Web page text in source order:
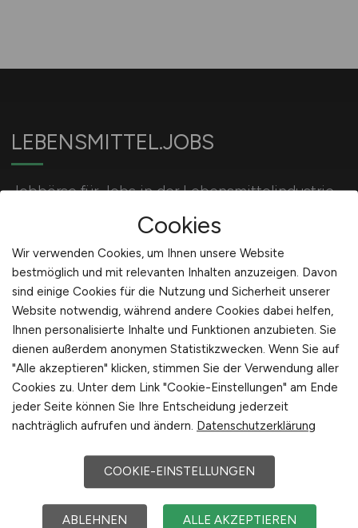
LEBENSMITTEL.JOBS
Jobbörse für Jobs in der Lebensmittelindustrie
und Ernährungsindustrie.
Für Arbeitnehmer
Für Arbeitgeber
Stellenanzeigen schalten
Mediadaten & Konditionen
Arbeitgeber Seite
Arbeitgeber Kontakt
Karrierenetzwerk
Cookies
Wir verwenden Cookies, um Ihnen unsere Website
bestmöglich und mit relevanten Inhalten anzuzeigen. Davon
sind einige Cookies für die Nutzung und Sicherheit unserer
Website notwendig, während andere Cookies dabei helfen,
Ihnen personalisierte Inhalte und Funktionen anzubieten. Sie
dienen außerdem anonymen Statistikzwecken. Wenn Sie auf
"Alle akzeptieren" klicken, stimmen Sie der Verwendung aller
Cookies zu. Unter dem Link "Cookie-Einstellungen" am Ende
jeder Seite können Sie Ihre Entscheidung jederzeit
nachträglich aufrufen und ändern. Datenschutzerklärung
COOKIE-EINSTELLUNGEN
ABLEHNEN ALLE AKZEPTIEREN